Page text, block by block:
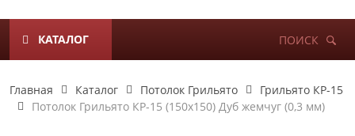
КАТАЛОГ ПОИСК
Главная Каталог Потолок Грильято
Грильято КР-15
Потолок Грильято КР-15 (150х150) Дуб жемчуг (0,3 мм)